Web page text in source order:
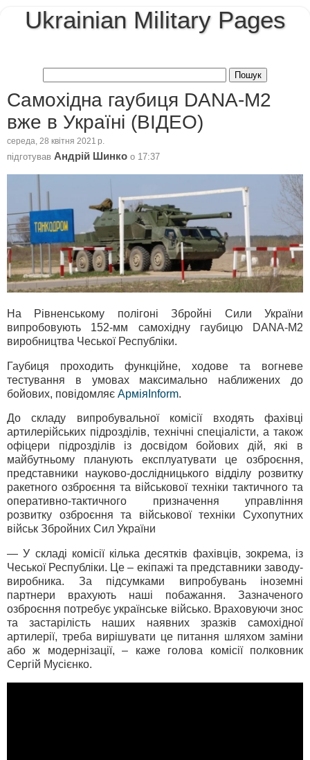
Ukrainian Military Pages
Самохідна гаубиця DANA-M2
вже в Україні (ВІДЕО)
середа, 28 квітня 2021 р.
підготував Андрій Шинко о 17:37
На Рівненському полігоні Збройні Сили України
випробовують 152-мм самохідну гаубицю DANA-M2
виробництва Чеської Республіки.
Гаубиця проходить функційне, ходове та вогневе
тестування в умовах максимально наближених до
бойових, повідомляє АрміяInform.
До складу випробувальної комісії входять фахівці
артилерійських підрозділів, технічні спеціалісти, а також
офіцери підрозділів із досвідом бойових дій, які в
майбутньому планують експлуатувати це озброєння,
представники науково-дослідницького відділу розвитку
ракетного озброєння та військової техніки тактичного та
оперативно-тактичного призначення управління
розвитку озброєння та військової техніки Сухопутних
військ Збройних Сил України
— У складі комісії кілька десятків фахівців, зокрема, із
Чеської Республіки. Це – екіпажі та представники заводу-
виробника. За підсумками випробувань іноземні
партнери врахують наші побажання. Зазначеного
озброєння потребує українське військо. Враховуючи знос
та застарілість наших наявних зразків самохідної
артилерії, треба вирішувати це питання шляхом заміни
або ж модернізації, – каже голова комісії полковник
Сергій Мусієнко.